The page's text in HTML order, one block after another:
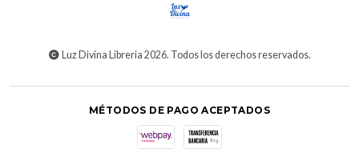
Luz Divina Libreria 2026. Todos los derechos reservados.
MÉTODOS DE PAGO ACEPTADOS